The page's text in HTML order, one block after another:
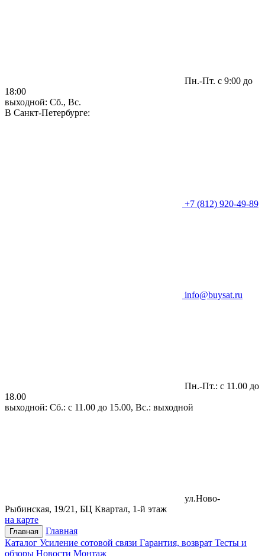
Пн.-Пт. с 9:00 до
18:00
выходной: Сб., Вс.
В Санкт-Петербурге:
+7 (812) 920-49-89
info@buysat.ru
Пн.-Пт.: с 11.00 до
18.00
выходной: Сб.: с 11.00 до 15.00, Вс.: выходной
ул.Ново-
Рыбинская, 19/21, БЦ Квартал, 1-й этаж
на карте
Главная
Главная
Каталог Усиление сотовой связи Гарантия, возврат Тесты и
обзоры Новости Монтаж